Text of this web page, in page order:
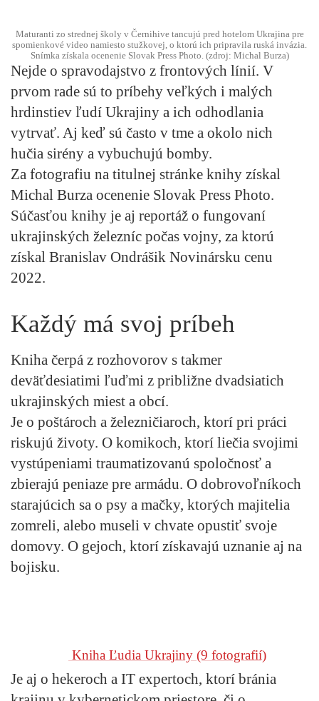
Maturanti zo strednej školy v Černihive tancujú pred hotelom Ukrajina pre
spomienkové video namiesto stužkovej, o ktorú ich pripravila ruská invázia.
Snímka získala ocenenie Slovak Press Photo. (zdroj: Michal Burza)
Nejde o spravodajstvo z frontových línií. V
prvom rade sú to príbehy veľkých i malých
hrdinstiev ľudí Ukrajiny a ich odhodlania
vytrvať. Aj keď sú často v tme a okolo nich
hučia sirény a vybuchujú bomby.
Za fotografiu na titulnej stránke knihy získal
Michal Burza ocenenie Slovak Press Photo.
Súčasťou knihy je aj reportáž o fungovaní
ukrajinských železníc počas vojny, za ktorú
získal Branislav Ondrášik Novinársku cenu
2022.
Každý má svoj príbeh
Kniha čerpá z rozhovorov s takmer
deväťdesiatimi ľuďmi z približne dvadsiatich
ukrajinských miest a obcí.
Je o poštároch a železničiaroch, ktorí pri práci
riskujú životy. O komikoch, ktorí liečia svojimi
vystúpeniami traumatizovanú spoločnosť a
zbierajú peniaze pre armádu. O dobrovoľníkoch
starajúcich sa o psy a mačky, ktorých majitelia
zomreli, alebo museli v chvate opustiť svoje
domovy. O gejoch, ktorí získavajú uznanie aj na
bojisku.
Kniha Ľudia Ukrajiny (9 fotografií)
Je aj o hekeroch a IT expertoch, ktorí bránia